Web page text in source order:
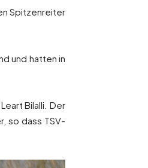
Spitzenreiter
und hatten in
Bilalli. Der
so dass TSV-